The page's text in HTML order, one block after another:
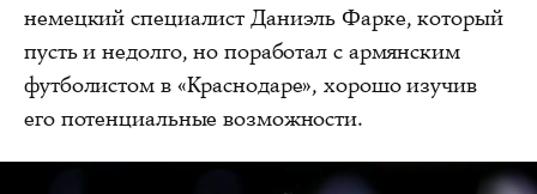
немецкий специалист Даниэль Фарке, который
пусть и недолго, но поработал с армянским
футболистом в «Краснодаре», хорошо изучив
его потенциальные возможности.